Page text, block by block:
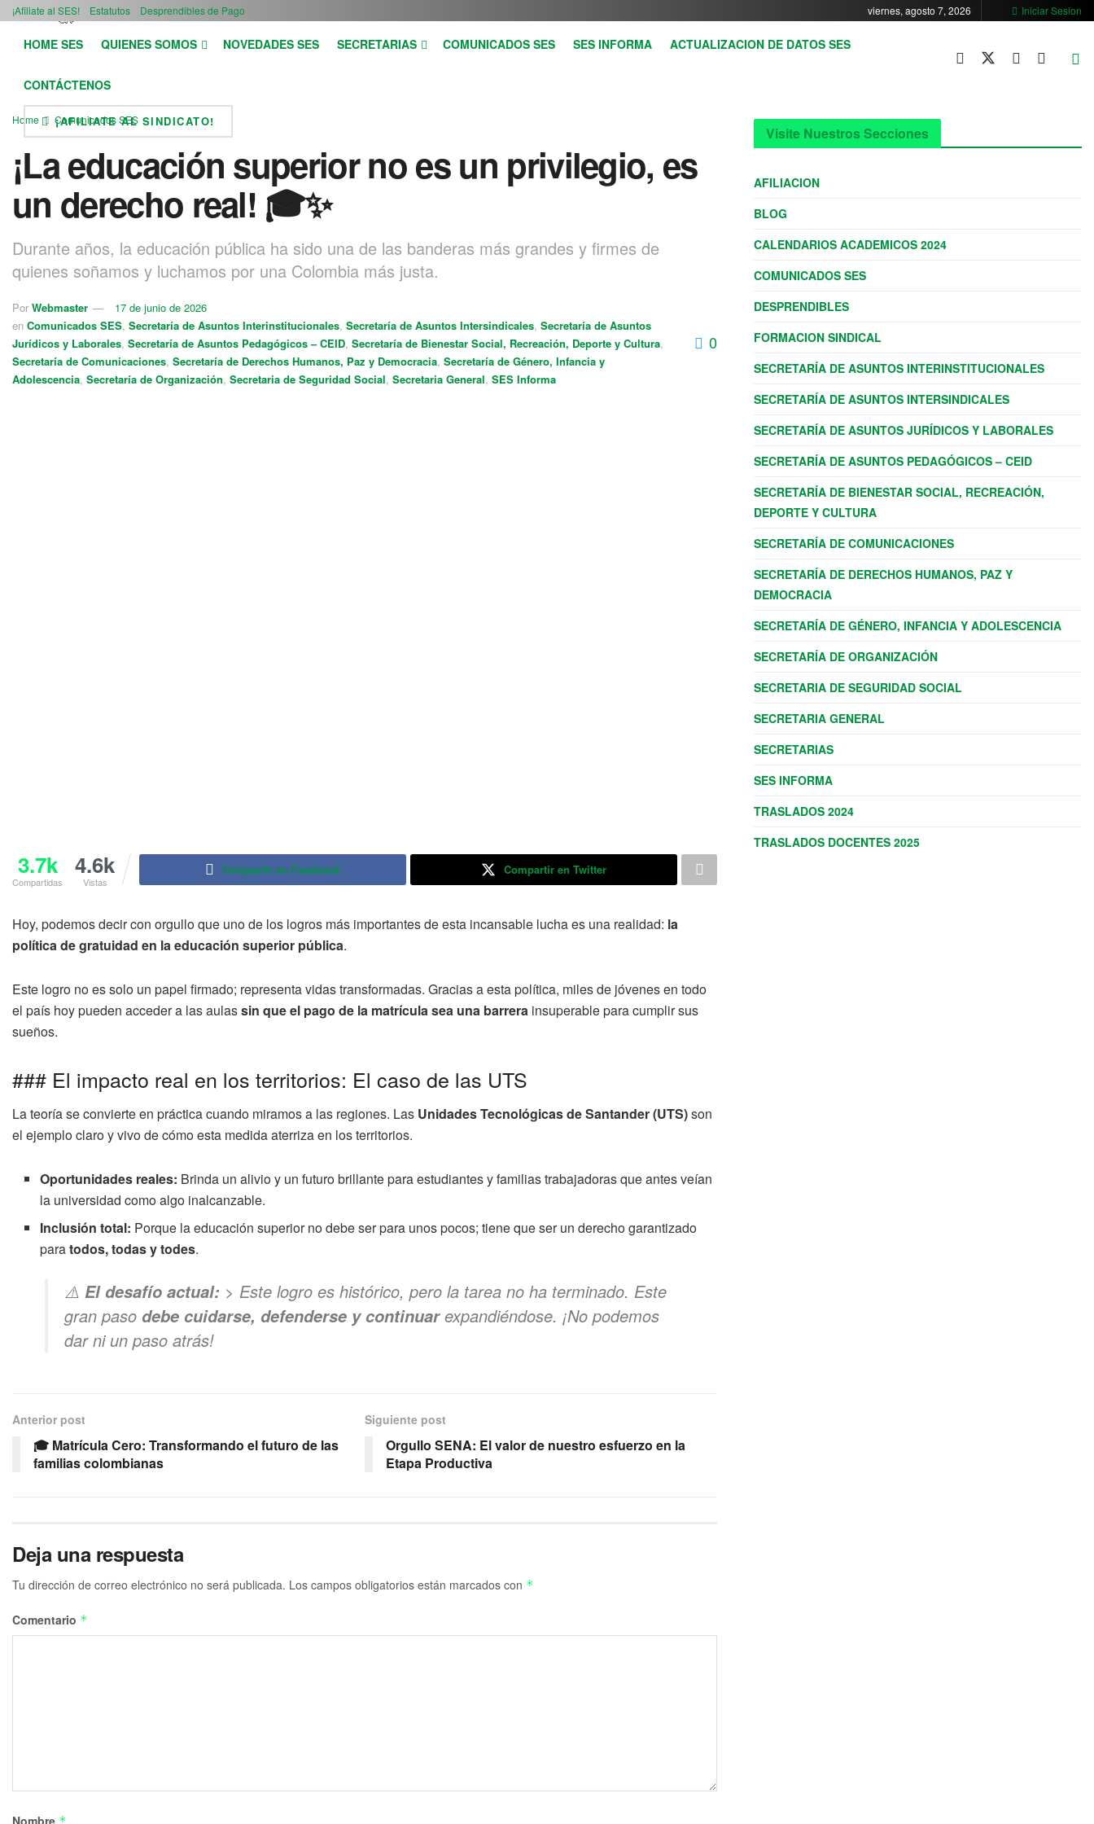
¡Afiliate al SES! Estatutos Desprendibles de Pago viernes, agosto 7, 2026 Iniciar Sesion
HOME SES QUIENES SOMOS NOVEDADES SES SECRETARIAS COMUNICADOS SES SES INFORMA ACTUALIZACION DE DATOS SES
CONTÁCTENOS
¡AFILIATE AL SINDICATO!
Home Comunicados SES
¡La educación superior no es un privilegio, es
un derecho real! 🎓✨
Durante años, la educación pública ha sido una de las banderas más grandes y firmes de
quienes soñamos y luchamos por una Colombia más justa.
Por Webmaster
17 de junio de 2026
en Comunicados SES, Secretaría de Asuntos Interinstitucionales, Secretaría de Asuntos Intersindicales, Secretaría de Asuntos
Jurídicos y Laborales, Secretaría de Asuntos Pedagógicos – CEID, Secretaría de Bienestar Social, Recreación, Deporte y Cultura,
Secretaría de Comunicaciones, Secretaría de Derechos Humanos, Paz y Democracia, Secretaría de Género, Infancia y
Adolescencia, Secretaría de Organización, Secretaria de Seguridad Social, Secretaria General, SES Informa
0
3.7k
Compartidas
4.6k
Vistas
Compartir en Facebook Compartir en Twitter
Hoy, podemos decir con orgullo que uno de los logros más importantes de esta incansable lucha es una realidad: la
política de gratuidad en la educación superior pública.
Este logro no es solo un papel firmado; representa vidas transformadas. Gracias a esta política, miles de jóvenes en todo
el país hoy pueden acceder a las aulassin que el pago de la matrícula sea una barrera insuperable para cumplir sus
sueños.
### El impacto real en los territorios: El caso de las UTS
La teoría se convierte en práctica cuando miramos a las regiones. Las Unidades Tecnológicas de Santander (UTS)son
el ejemplo claro y vivo de cómo esta medida aterriza en los territorios.
Oportunidades reales: Brinda un alivio y un futuro brillante para estudiantes y familias trabajadoras que antes veían
la universidad como algo inalcanzable.
Inclusión total: Porque la educación superior no debe ser para unos pocos; tiene que ser un derecho garantizado
paratodos, todas y todes.
⚠️ El desafío actual: > Este logro es histórico, pero la tarea no ha terminado. Este
gran paso debe cuidarse, defenderse y continuarexpandiéndose. ¡No podemos
dar ni un paso atrás!
Anterior post
🎓 Matrícula Cero: Transformando el futuro de las
familias colombianas
Siguiente post
Orgullo SENA: El valor de nuestro esfuerzo en la
Etapa Productiva
Deja una respuesta
Tu dirección de correo electrónico no será publicada. Los campos obligatorios están marcados con *
Comentario *
Visite Nuestros Secciones
AFILIACION
BLOG
CALENDARIOS ACADEMICOS 2024
COMUNICADOS SES
DESPRENDIBLES
FORMACION SINDICAL
SECRETARÍA DE ASUNTOS INTERINSTITUCIONALES
SECRETARÍA DE ASUNTOS INTERSINDICALES
SECRETARÍA DE ASUNTOS JURÍDICOS Y LABORALES
SECRETARÍA DE ASUNTOS PEDAGÓGICOS – CEID
SECRETARÍA DE BIENESTAR SOCIAL, RECREACIÓN,
DEPORTE Y CULTURA
SECRETARÍA DE COMUNICACIONES
SECRETARÍA DE DERECHOS HUMANOS, PAZ Y
DEMOCRACIA
SECRETARÍA DE GÉNERO, INFANCIA Y ADOLESCENCIA
SECRETARÍA DE ORGANIZACIÓN
SECRETARIA DE SEGURIDAD SOCIAL
SECRETARIA GENERAL
SECRETARIAS
SES INFORMA
TRASLADOS 2024
TRASLADOS DOCENTES 2025